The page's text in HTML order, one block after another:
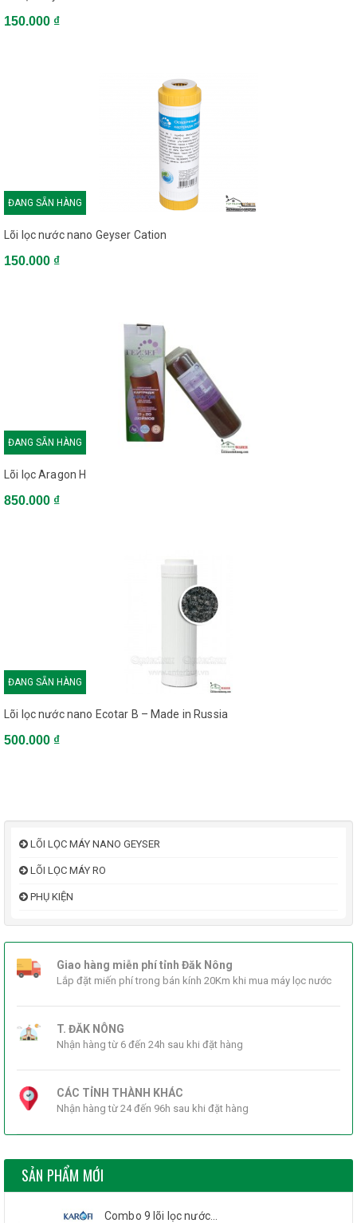
150.000 ₫
ĐANG SẴN HÀNG
Lõi lọc nước nano Geyser Cation
150.000 ₫
ĐANG SẴN HÀNG
Lõi lọc Aragon H
850.000 ₫
ĐANG SẴN HÀNG
Lõi lọc nước nano Ecotar B – Made in Russia
500.000 ₫
LÕI LỌC MÁY NANO GEYSER
LÕI LỌC MÁY RO
PHỤ KIỆN
Giao hàng miễn phí tỉnh Đăk Nông
Lắp đặt miến phí trong bán kính 20Km khi mua máy lọc nước
T. ĐĂK NÔNG
Nhận hàng từ 6 đến 24h sau khi đặt hàng
CÁC TỈNH THÀNH KHÁC
Nhận hàng từ 24 đến 96h sau khi đặt hàng
SẢN PHẨM MỚI
Combo 9 lõi lọc nước...